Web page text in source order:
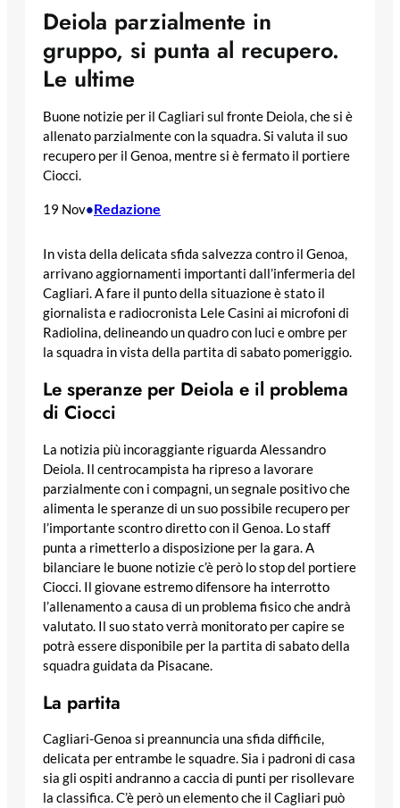
Deiola parzialmente in
gruppo, si punta al recupero.
Le ultime
Buone notizie per il Cagliari sul fronte Deiola, che si è
allenato parzialmente con la squadra. Si valuta il suo
recupero per il Genoa, mentre si è fermato il portiere
Ciocci.
19 Nov•Redazione
In vista della delicata sfida salvezza contro il Genoa,
arrivano aggiornamenti importanti dall’infermeria del
Cagliari. A fare il punto della situazione è stato il
giornalista e radiocronista Lele Casini ai microfoni di
Radiolina, delineando un quadro con luci e ombre per
la squadra in vista della partita di sabato pomeriggio.
Le speranze per Deiola e il problema
di Ciocci
La notizia più incoraggiante riguarda Alessandro
Deiola. Il centrocampista ha ripreso a lavorare
parzialmente con i compagni, un segnale positivo che
alimenta le speranze di un suo possibile recupero per
l’importante scontro diretto con il Genoa. Lo staff
punta a rimetterlo a disposizione per la gara. A
bilanciare le buone notizie c’è però lo stop del portiere
Ciocci. Il giovane estremo difensore ha interrotto
l’allenamento a causa di un problema fisico che andrà
valutato. Il suo stato verrà monitorato per capire se
potrà essere disponibile per la partita di sabato della
squadra guidata da Pisacane.
La partita
Cagliari-Genoa si preannuncia una sfida difficile,
delicata per entrambe le squadre. Sia i padroni di casa
sia gli ospiti andranno a caccia di punti per risollevare
la classifica. C’è però un elemento che il Cagliari può